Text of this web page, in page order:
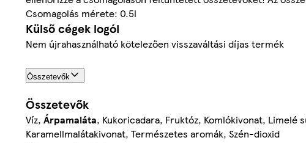
Csomagolás mérete: 0.5l
Külső cégek logói
Nem újrahasználható kötelezően visszaváltási díjas termék
Összetevők
Összetevők
Víz, Árpamaláta, Kukoricadara, Fruktóz, Komlókivonat,
Karamellmalátakivonat, Természetes aromák, Szén-dioxid